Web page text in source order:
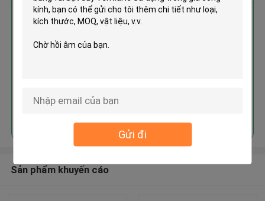
Gửi đi
Nhẫn không gỉ PBLOG và Lớp phủ
dày Ventialte Sử dụng trong gia
Sản phẩm khuyến cáo